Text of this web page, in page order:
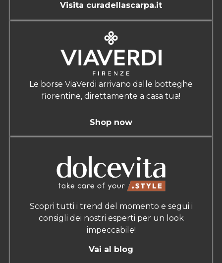
Visita curadellascarpa.it
Le borse ViaVerdi arrivano dalle botteghe
fiorentine, direttamente a casa tua!
Shop now
Scopri tutti i trend del momento e segui i
consigli dei nostri esperti per un look
impeccabile!
Vai al blog